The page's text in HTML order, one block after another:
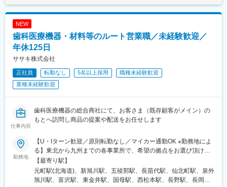
じ部署のスタッフが常に気にかけてくれるため、不安はすぐに解
消される環境です。
■やりがい：
・医療機関の課題やお困りごとの解決により、医療従事者が患者
様に向き合う時間が増え、患者様への貢献につながります。
・医療の最前線で働く方からの信頼と期待に応え、感謝される瞬
間は、日本の医療を支える存在であることを実感します。
※医療材料とは？：注射やガーゼなど病院で使用される材料
医療材料の価格は、地域や病院の間で大きなばらつきがため、当
社が、医療スタッフとメーカー、ディーラーの間に立ち、適切な
【実施内容】
・メーカー、ディーラー（販売代理店）との価格交渉支援
フへの提案
※医療スタッフの意向を確認し、コストとのバランスを鑑みて、改
善に向けた提案・各所の調整を行います。
■入社後のサポート体制：
・2～3年程度をめどに、商材知識を身につけていただきます。
NEW
歯科医療機器・材料等のルート営業職／未経験歓迎／
年休125日
ササキ株式会社
正社員 転勤なし 5名以上採用
職種未経験歓迎
業種未経験歓迎
仕事内容
歯科医療機器の総合商社にて、お客さま（既存顧客がメイン）の
もとへ訪問し商品の提案や配送をお任せします
勤務地
【U・Iターン歓迎／原則転勤なし／マイカー通勤OK ※勤務地によ
る】東北から九州までの各事業所で、希望の拠点をお選び頂けま
す！＜北海道エリア＞■札幌支店■旭川店■函館店＜東北エリア＞■
八戸店■盛岡支店■秋田店■仙台支店■山形営業所＜北陸エリア＞■
甲府支店■松本支店■長野店■長岡店＜首都圏エリア＞■東京支店■
【最寄り駅】
元町駅(北海道)、新旭川駅、五稜郭駅、長苗代駅、仙北町駅、泉外
旭川駅、富沢駅、東金井駅、国母駅、西松本駅、長野駅、長岡